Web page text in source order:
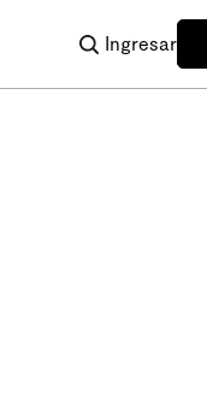
Ingresar